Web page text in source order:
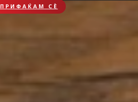
ПРИФАЌАМ СЀ